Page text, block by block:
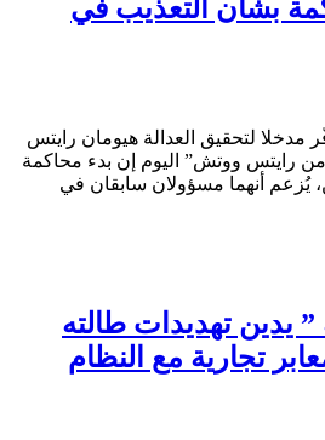
بشأن التعذيب في
مدخلا لتحقيق العدالة هيومان رايتس
رايتس ووتش” اليوم إن بدء محاكمة
يُزعم أنهما مسؤولان سابقان في
يدين تهديدات طالته
تجارية مع النظام